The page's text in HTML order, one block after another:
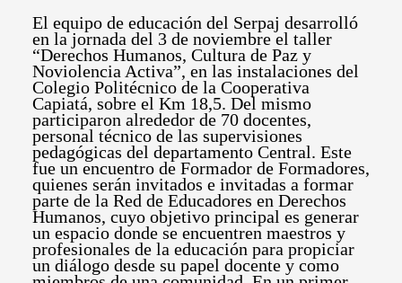
El equipo de educación del Serpaj desarrolló
en la jornada del 3 de noviembre el taller
“Derechos Humanos, Cultura de Paz y
Noviolencia Activa”, en las instalaciones del
Colegio Politécnico de la Cooperativa
Capiatá, sobre el Km 18,5. Del mismo
participaron alrededor de 70 docentes,
personal técnico de las supervisiones
pedagógicas del departamento Central. Este
fue un encuentro de Formador de Formadores,
quienes serán invitados e invitadas a formar
parte de la Red de Educadores en Derechos
Humanos, cuyo objetivo principal es generar
un espacio donde se encuentren maestros y
profesionales de la educación para propiciar
un diálogo desde su papel docente y como